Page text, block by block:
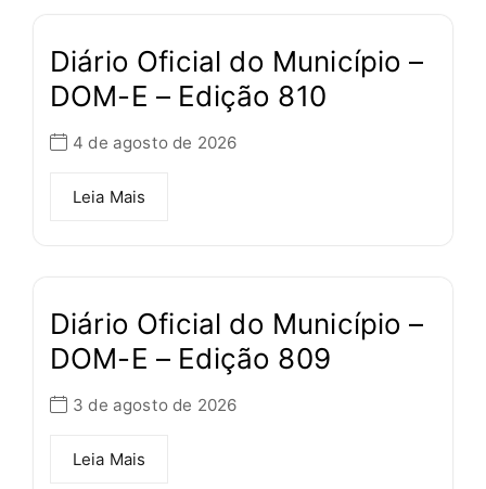
Diário Oficial do Município –
DOM-E – Edição 810
4 de agosto de 2026
Leia Mais
Diário Oficial do Município –
DOM-E – Edição 809
3 de agosto de 2026
Leia Mais